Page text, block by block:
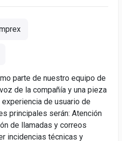
parte de nuestro equipo de
de la compañía y una pieza
de usuario de
principales serán: Atención
de llamadas y correos
incidencias técnicas y